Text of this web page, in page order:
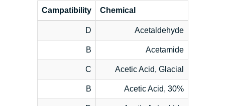
Chemical
Campatibility
Acetaldehyde
D
Acetamide
B
Acetic Acid, Glacial
C
Acetic Acid, 30%
B